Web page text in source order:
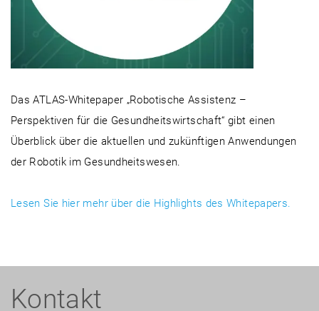
Das ATLAS-Whitepaper „Robotische Assistenz –
Perspektiven für die Gesundheitswirtschaft“ gibt einen
Überblick über die aktuellen und zukünftigen Anwendungen
der Robotik im Gesundheitswesen.
Lesen Sie hier mehr über die Highlights des Whitepapers.
Kontakt